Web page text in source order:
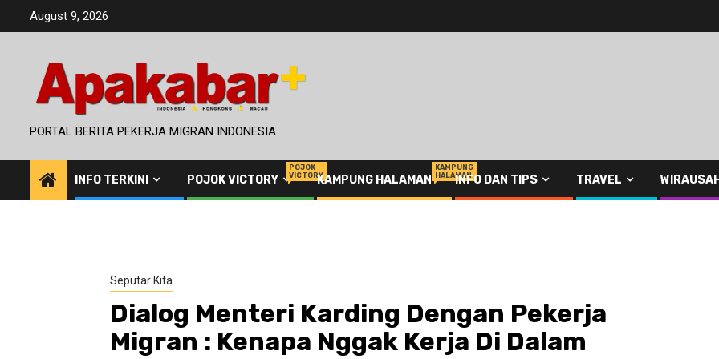
August 9, 2026
PORTAL BERITA PEKERJA MIGRAN INDONESIA
INFO TERKINI POJOK VICTORY
POJOK
VICTORYKAMPUNG HALAMAN
KAMPUNG
HALAMANINFO DAN TIPS TRAVEL
Seputar Kita
Dialog Menteri Karding Dengan Pekerja
Migran : Kenapa Nggak Kerja Di Dalam